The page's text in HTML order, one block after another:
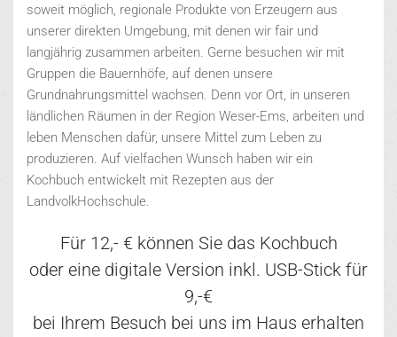
soweit möglich, regionale Produkte von Erzeugern aus
unserer direkten Umgebung, mit denen wir fair und
langjährig zusammen arbeiten. Gerne besuchen wir mit
Gruppen die Bauernhöfe, auf denen unsere
Grundnahrungsmittel wachsen. Denn vor Ort, in unseren
ländlichen Räumen in der Region Weser-Ems, arbeiten und
leben Menschen dafür, unsere Mittel zum Leben zu
produzieren. Auf vielfachen Wunsch haben wir ein
Kochbuch entwickelt mit Rezepten aus der
LandvolkHochschule.
Für 12,- € können Sie das Kochbuch
oder eine digitale Version inkl. USB-Stick für
9,-€
bei Ihrem Besuch bei uns im Haus erhalten